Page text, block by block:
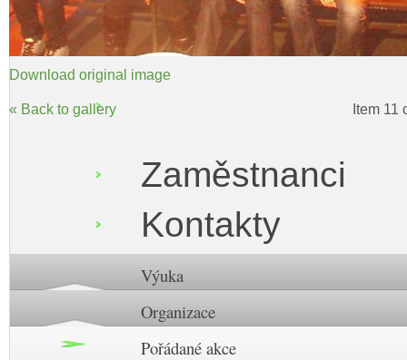
Download original image
« Back to gallery Item 11
Zaměstnanci
Kontakty
Výuka
Organizace
Pořádané akce